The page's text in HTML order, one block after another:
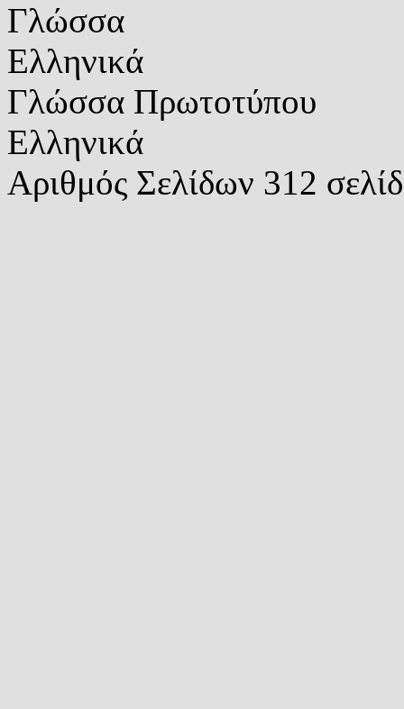
Γλώσσα
Ελληνικά
Γλώσσα Πρωτοτύπου
Ελληνικά
Αριθμός Σελίδων 312